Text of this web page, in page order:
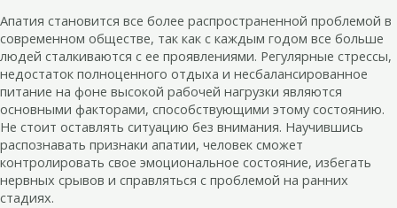
Апатия становится все более распространенной проблемой в
современном обществе, так как с каждым годом все больше
людей сталкиваются с ее проявлениями. Регулярные стрессы,
недостаток полноценного отдыха и несбалансированное
питание на фоне высокой рабочей нагрузки являются
основными факторами, способствующими этому состоянию.
Не стоит оставлять ситуацию без внимания. Научившись
распознавать признаки апатии, человек сможет
контролировать свое эмоциональное состояние, избегать
нервных срывов и справляться с проблемой на ранних
стадиях.